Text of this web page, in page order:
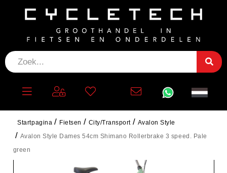
Startpagina Fietsen City/Transport
Avalon Style
Avalon Style Dames 54cm Shimano Rollerbrake 3 speed. Pale
green